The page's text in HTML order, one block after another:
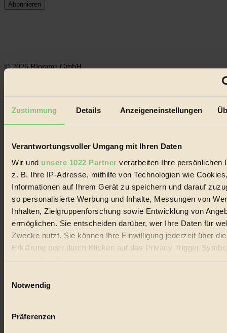
Zustimmung Details Anzeigeneinstellungen
Verantwortungsvoller Umgang mit Ihren Daten
Wir und unsere 1022 Partner verarbeiten Ihre persönlichen
z. B. Ihre IP-Adresse, mithilfe von Technologien wie
Informationen auf Ihrem Gerät zu speichern und darauf
so personalisierte Werbung und Inhalte, Messungen von
Inhalten, Zielgruppenforschung sowie Entwicklung von
ermöglichen. Sie entscheiden darüber, wer Ihre Daten für
Zwecke nutzt. Sie können Ihre Einwilligung jederzeit über
Erklärung oder durch Klicken auf das Privacy Trigger
oder widerrufen
Wenn Sie es erlauben, würden wir auch gerne:
Ihr Gerät durch aktives Scannen nach bestimmten
Notwendig
Präferenzen
© 2026 Biorama GmbH
Handels mit Bioprodukten, des Fair-Trade sowie der Branche
Social Media
22.601 Fans auf Facebook
3.415 Follower auf Twitter
Folge uns auf Instagram
Themen
Bio
Vegan